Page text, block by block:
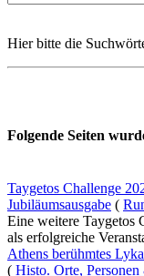
Hier bitte die
Folgende Seiten
Taygetos Challenge
Jubiläumsausgabe (
Eine weitere Taygetos
als erfolgreiche
Athens berühmtes
( Histo. Orte,